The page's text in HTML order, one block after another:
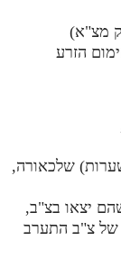
מצ"א)
הזרע
שלכאורה,
יצאו בצ"ב,
של צ"ב התערב